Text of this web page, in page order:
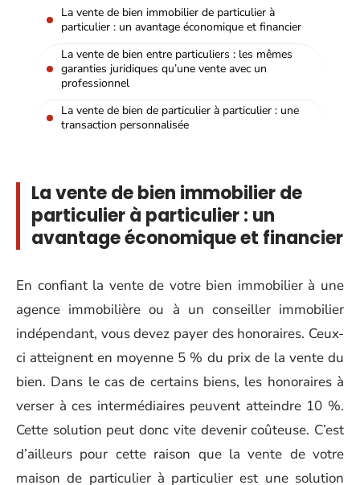
La vente de bien immobilier de particulier à
particulier : un avantage économique et financier
La vente de bien entre particuliers : les mêmes
garanties juridiques qu’une vente avec un
professionnel
La vente de bien de particulier à particulier : une
transaction personnalisée
La vente de bien immobilier de
particulier à particulier : un
avantage économique et financier
En confiant la vente de votre bien immobilier à une
agence immobilière ou à un conseiller immobilier
indépendant, vous devez payer des honoraires. Ceux-
ci atteignent en moyenne 5 % du prix de la vente du
bien. Dans le cas de certains biens, les honoraires à
verser à ces intermédiaires peuvent atteindre 10 %.
Cette solution peut donc vite devenir coûteuse. C’est
d’ailleurs pour cette raison que la vente de votre
maison de particulier à particulier est une solution